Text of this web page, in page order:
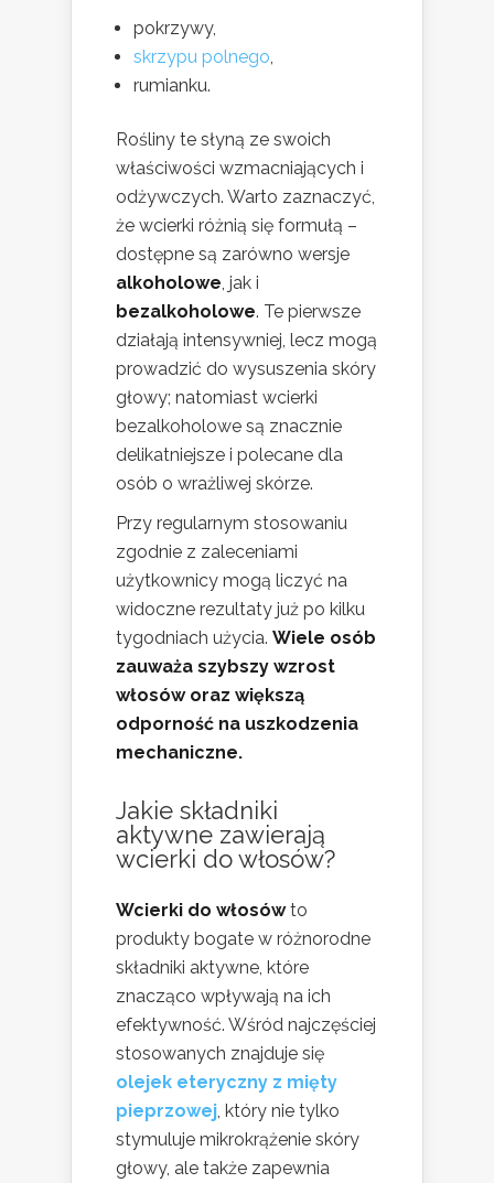
pokrzywy,
skrzypu polnego,
rumianku.
Rośliny te słyną ze swoich
właściwości wzmacniających i
odżywczych. Warto zaznaczyć,
że wcierki różnią się formułą –
dostępne są zarówno wersje
alkoholowe, jak i
bezalkoholowe. Te pierwsze
działają intensywniej, lecz mogą
prowadzić do wysuszenia skóry
głowy; natomiast wcierki
bezalkoholowe są znacznie
delikatniejsze i polecane dla
osób o wrażliwej skórze.
Przy regularnym stosowaniu
zgodnie z zaleceniami
użytkownicy mogą liczyć na
widoczne rezultaty już po kilku
tygodniach użycia. Wiele osób
zauważa szybszy wzrost
włosów oraz większą
odporność na uszkodzenia
mechaniczne.
Jakie składniki
aktywne zawierają
wcierki do włosów?
Wcierki do włosówto
produkty bogate w różnorodne
składniki aktywne, które
znacząco wpływają na ich
efektywność. Wśród najczęściej
stosowanych znajduje się
olejek eteryczny z mięty
pieprzowej, który nie tylko
stymuluje mikrokrążenie skóry
głowy, ale także zapewnia